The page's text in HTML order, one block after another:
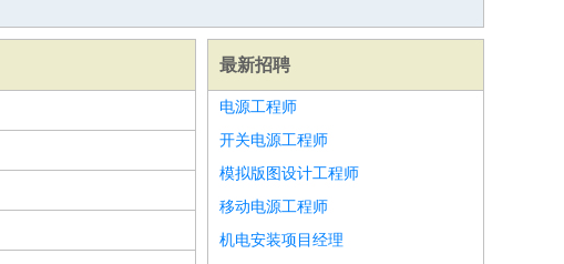
最新招聘
电源工程师
开关电源工程师
模拟版图设计工程师
移动电源工程师
机电安装项目经理